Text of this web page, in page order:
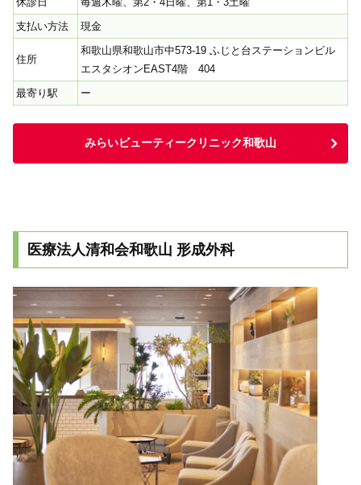
支払い方法
現金
住所
和歌山県和歌山市中573-19 ふじと台ステーションビル
エスタシオンEAST4階 404
最寄り駅
ー
みらいビューティークリニック和歌山
医療法人清和会和歌山 形成外科